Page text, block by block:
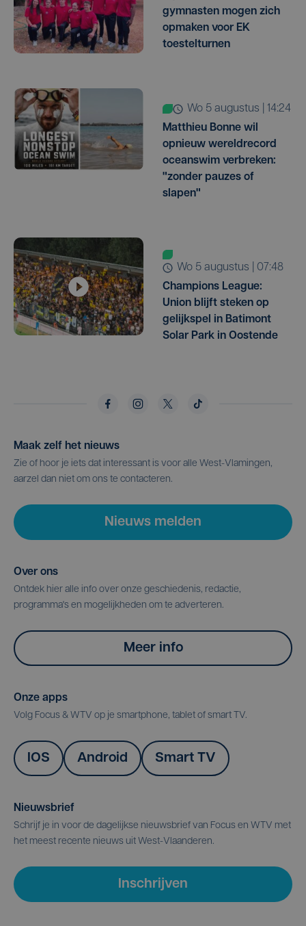
gymnasten mogen zich
opmaken voor EK
toestelturnen
wo 5 augustus | 14:24
Matthieu Bonne wil
opnieuw wereldrecord
oceanswim verbreken:
"zonder pauzes of
slapen"
wo 5 augustus | 07:48
Champions League:
Union blijft steken op
gelijkspel in Batimont
Solar Park in Oostende
Maak zelf het nieuws
Zie of hoor je iets dat interessant is voor alle West-Vlamingen,
aarzel dan niet om ons te contacteren.
Nieuws melden
Over ons
Ontdek hier alle info over onze geschiedenis, redactie,
programma's en mogelijkheden om te adverteren.
Meer info
Onze apps
Volg Focus & WTV op je smartphone, tablet of smart TV.
IOS Android Smart TV
Nieuwsbrief
Schrijf je in voor de dagelijkse nieuwsbrief van Focus en WTV met
het meest recente nieuws uit West-Vlaanderen.
Inschrijven